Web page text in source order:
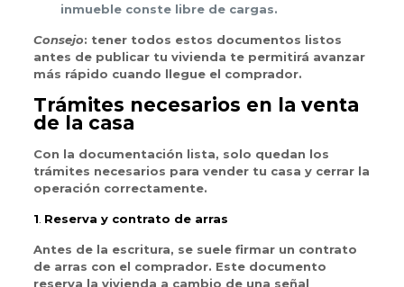
inmueble conste libre de cargas.
Consejo: tener todos estos documentos listos
antes de publicar tu vivienda te permitirá avanzar
más rápido cuando llegue el comprador.
Trámites necesarios en la venta
de la casa
Con la documentación lista, solo quedan los
trámites necesarios para vender tu casa y cerrar la
operación correctamente.
1 Reserva y contrato de arras
Antes de la escritura, se suele firmar un contrato
de arras con el comprador. Este documento
reserva la vivienda a cambio de una señal